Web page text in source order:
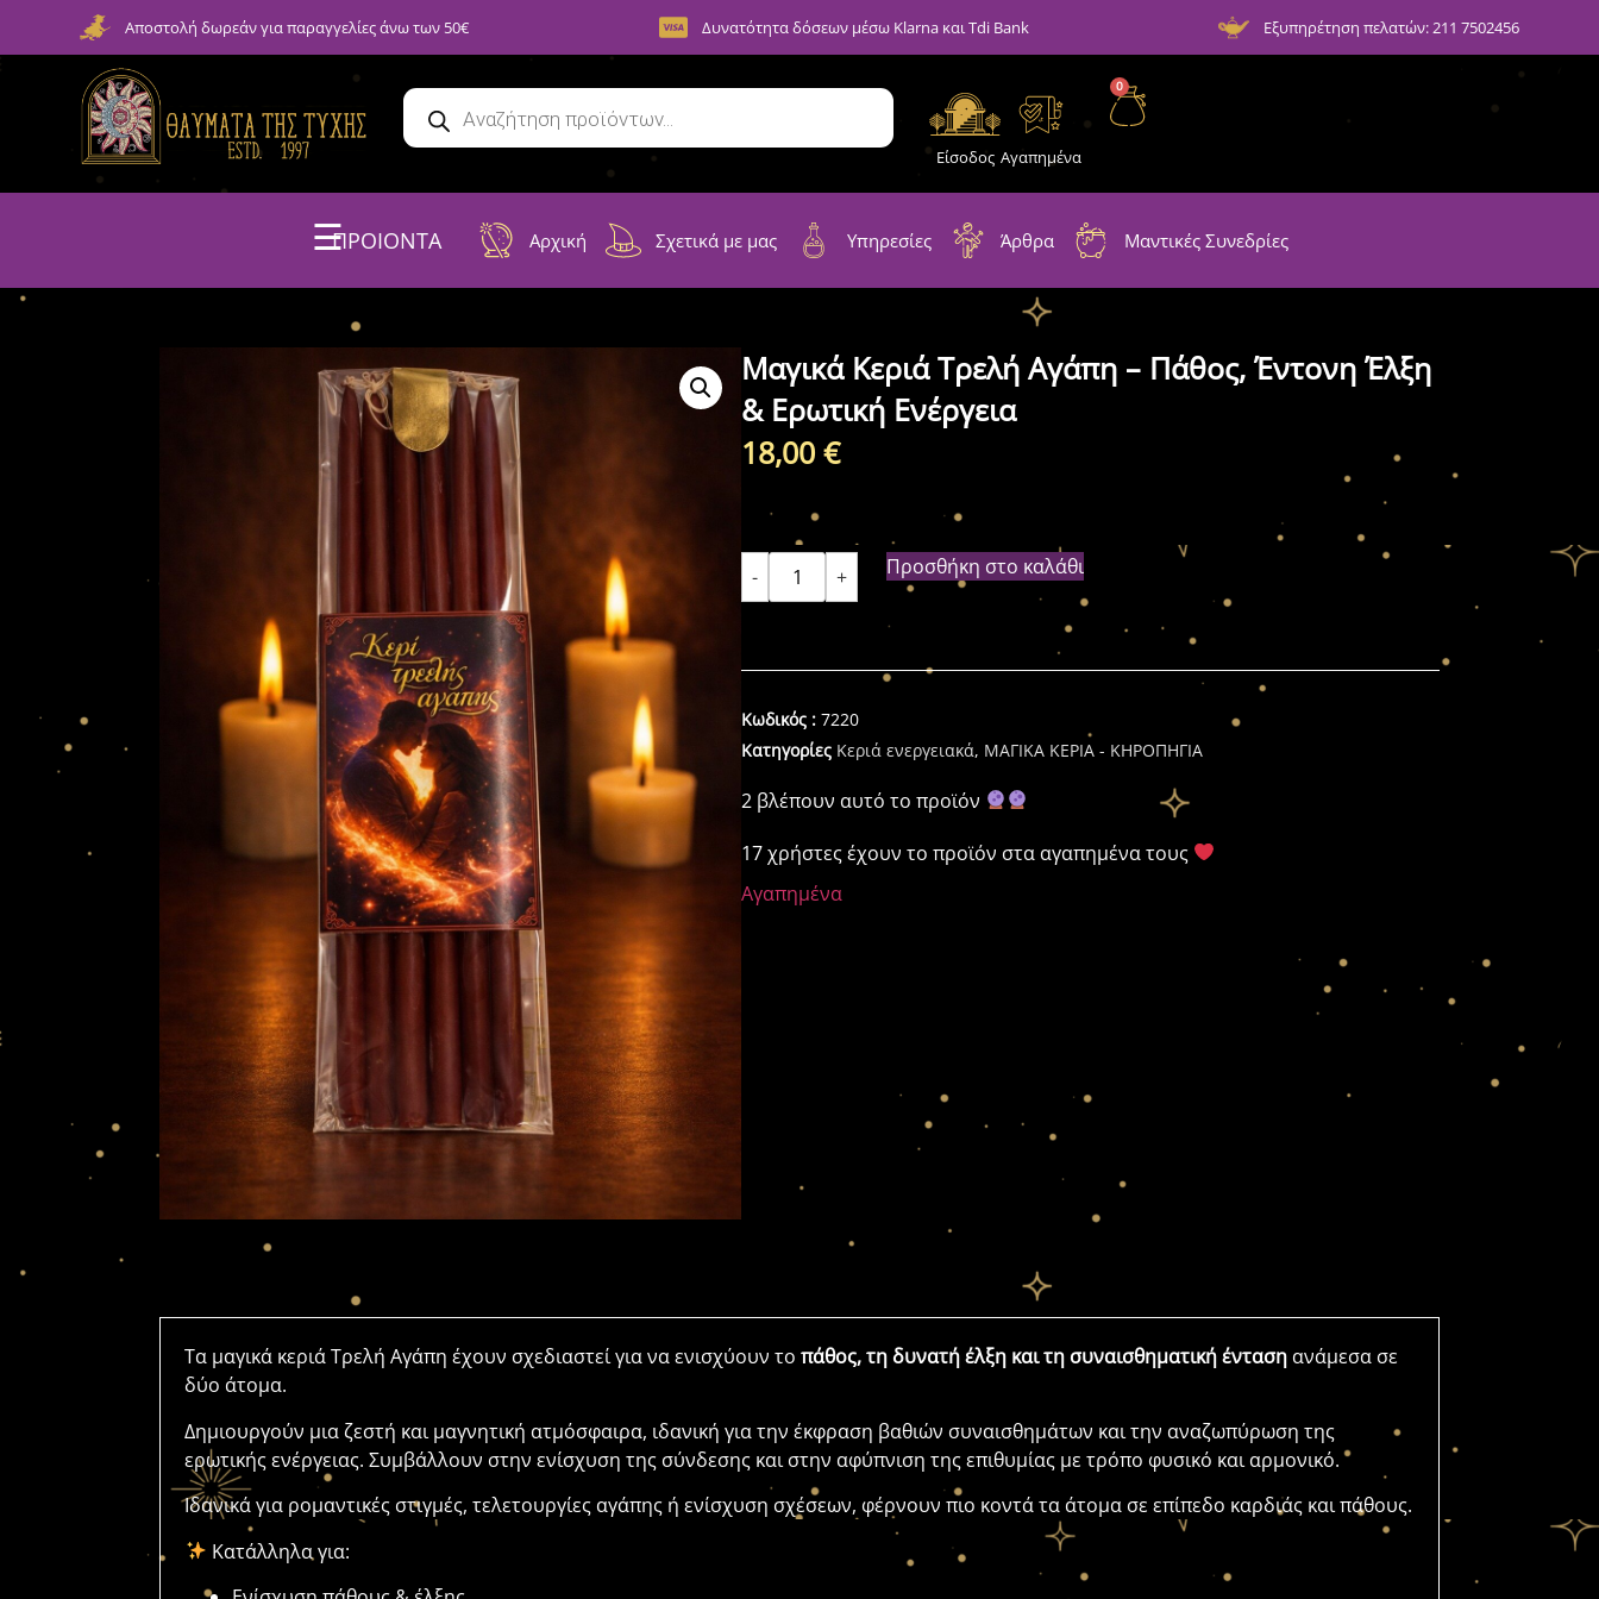
Αποστολή δωρεάν για παραγγελίες άνω των 50€ Δυνατότητα δόσεων μέσω Klarna και Tdi Bank Εξυπηρέτηση πελατών: 211 7502456
Είσοδος Αγαπημένα
0
☰ΠΡΟΙΟΝΤΑ Αρχική Σχετικά με μας Υπηρεσίες Άρθρα Μαντικές Συνεδρίες
Μαγικά Κεριά Τρελή Αγάπη – Πάθος, Έντονη Έλξη
& Ερωτική Ενέργεια
18,00€
- + Προσθήκη στο καλάθι
Κωδικός :7220
Κατηγορίες Κεριά ενεργειακά, ΜΑΓΙΚΑ ΚΕΡΙΑ - ΚΗΡΟΠΗΓΙΑ
2 βλέπουν αυτό το προϊόν
17 χρήστες έχουν το προϊόν στα αγαπημένα τους
Αγαπημένα
Τα μαγικά κεριάΤρελήΑγάπηέχουν σχεδιαστείγιαναενισχύουντοπάθος,τη δυνατήέλξη καιτη συναισθηματικήένταση ανάμεσα σε
δύοάτομα.
Δημιουργούν μια ζεστή καιμαγνητικήατμόσφαιρα, ιδανικήγιατηνέκφραση βαθιών συναισθημάτων καιτηναναζωπύρωσητης
ερωτικήςενέργειας.Συμβάλλουν στηνενίσχυσητης σύνδεσης καιστηναφύπνισητηςεπιθυμίας μετρόπο φυσικό καιαρμονικό.
Ιδανικάγια ρομαντικές στιγμές,τελετουργίεςαγάπης ήενίσχυση σχέσεων, φέρνουνπιο κοντάταάτομα σεεπίπεδο καρδιάς καιπάθους.
Κατάλληλαγια: